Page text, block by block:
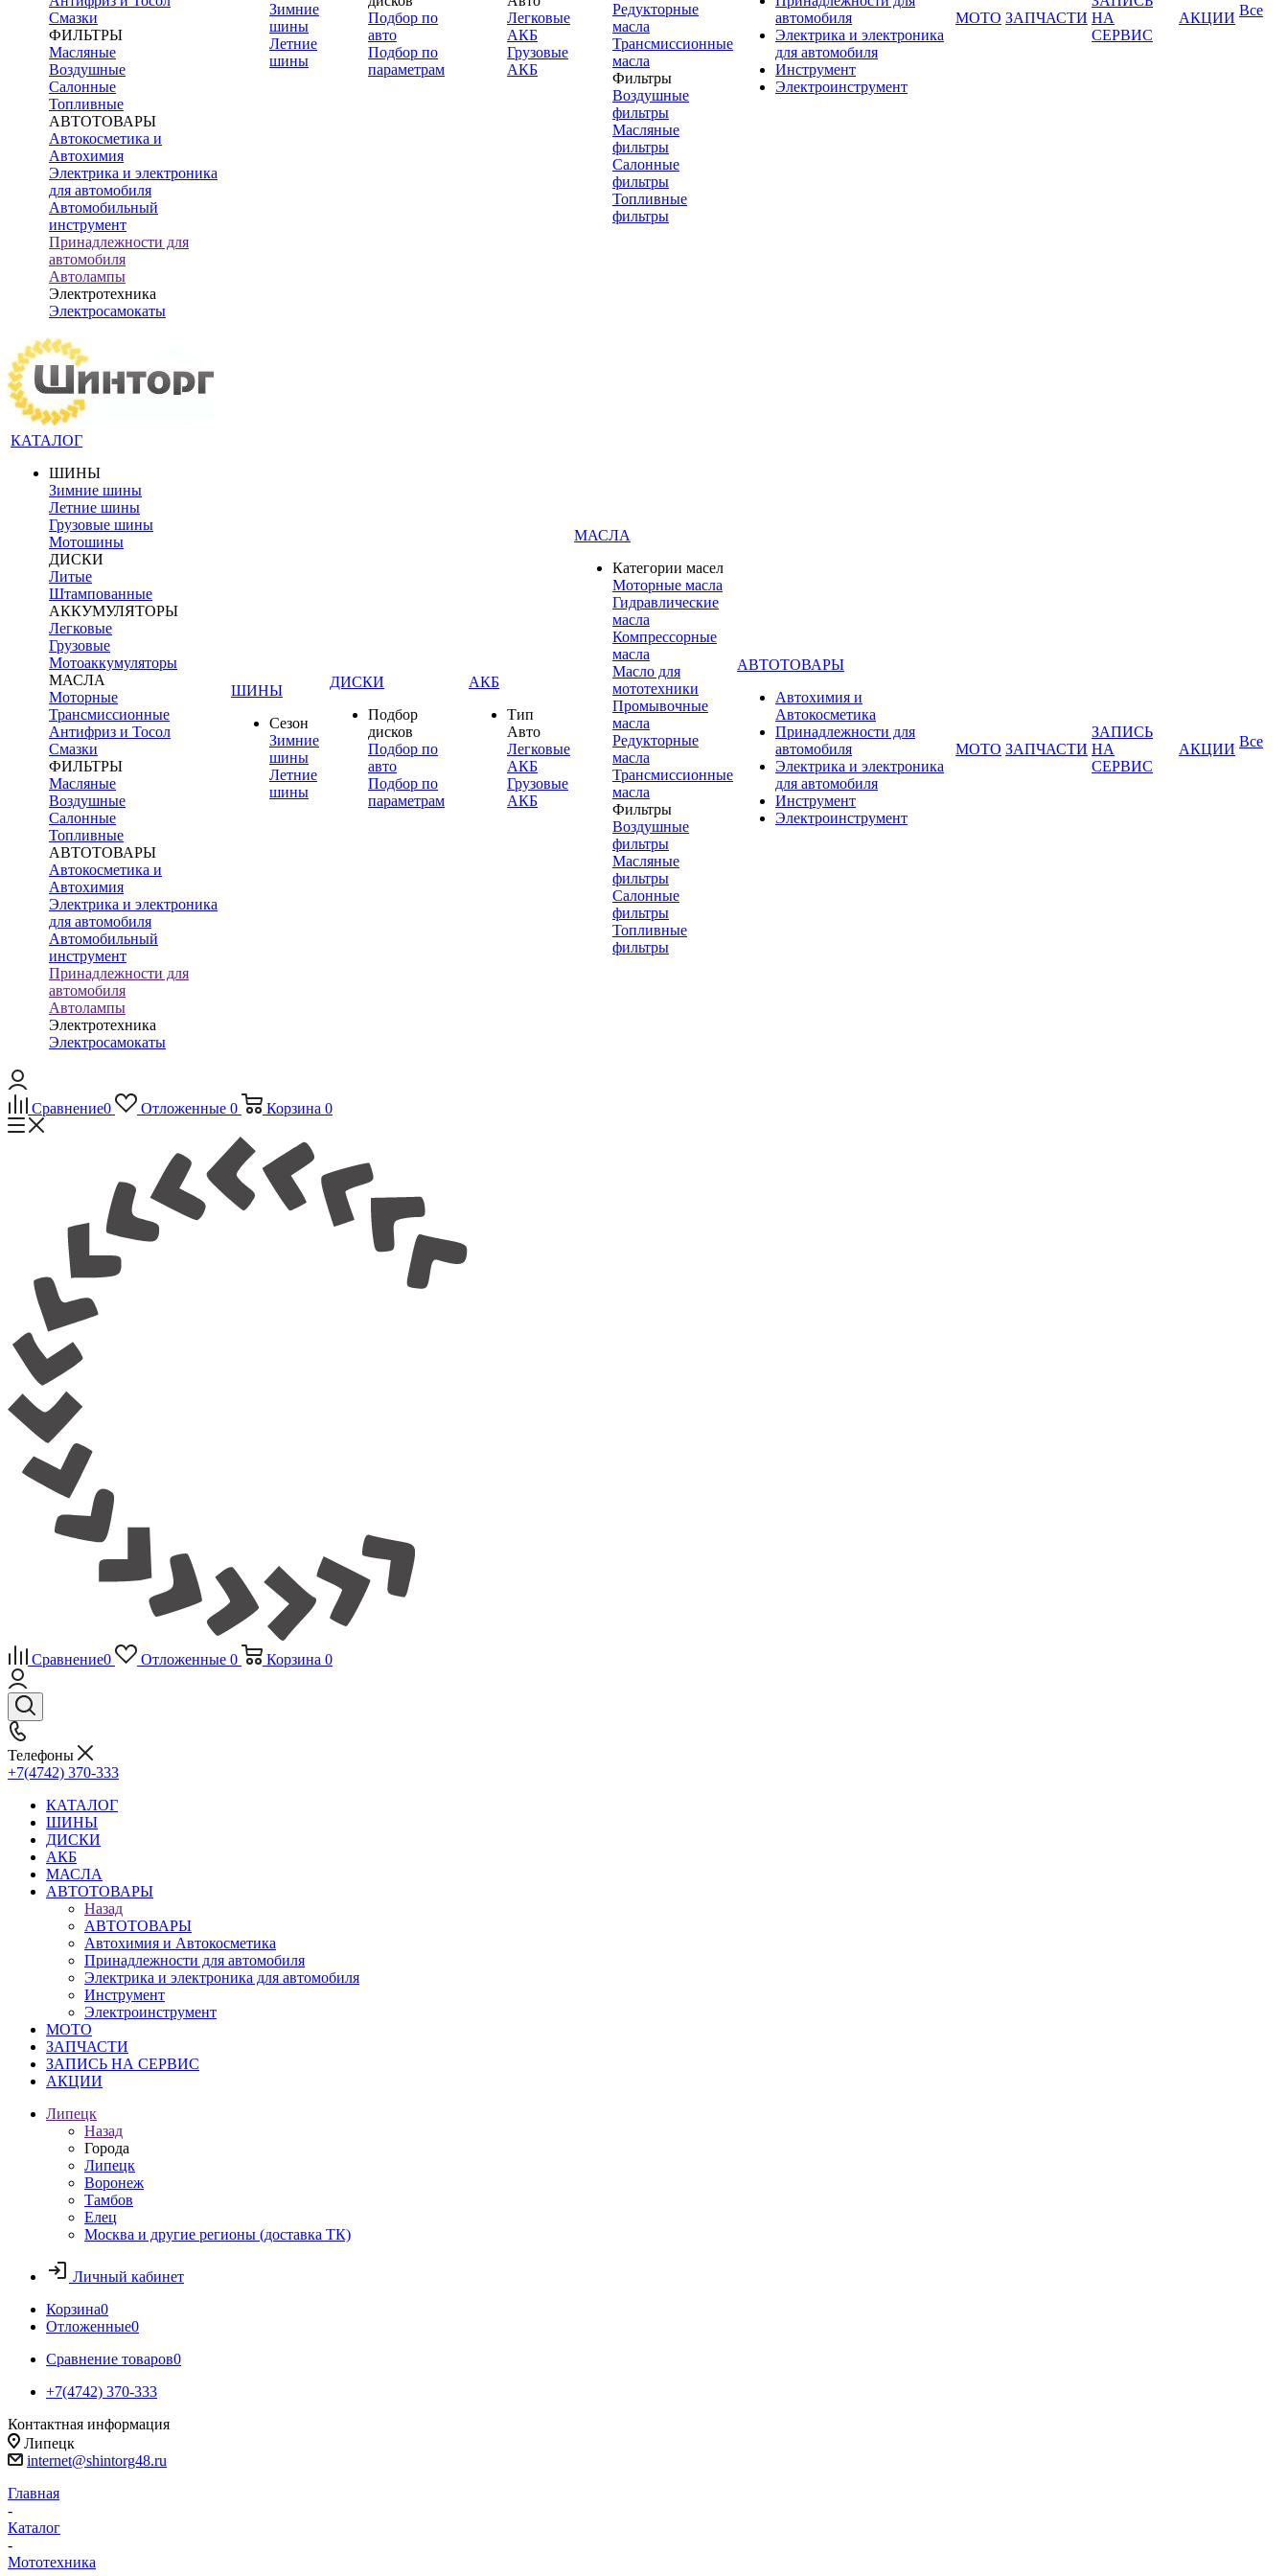
Смазки
ФИЛЬТРЫ
Масляные
Воздушные
Салонные
Топливные
АВТОТОВАРЫ
Автокосметика и
Автохимия
Электрика и электроника
для автомобиля
Автомобильный
инструмент
Принадлежности для
автомобиля
Автолампы
Электротехника
Электросамокаты
Зимние
шины
Летние
шины
Подбор по
авто
Подбор по
параметрам
Легковые
АКБ
Грузовые
АКБ
Редукторные
масла
Трансмиссионные
масла
Фильтры
Воздушные
фильтры
Масляные
фильтры
Салонные
фильтры
Топливные
фильтры
автомобиля
Электрика и электроника
для автомобиля
Инструмент
Электроинструмент
МОТО ЗАПЧАСТИ НА
СЕРВИС
АКЦИИ Все
КАТАЛОГ
ШИНЫ
Зимние шины
Летние шины
Грузовые шины
Мотошины
ДИСКИ
Литые
Штампованные
АККУМУЛЯТОРЫ
Легковые
Грузовые
Мотоаккумуляторы
МАСЛА
Моторные
Трансмиссионные
Антифриз и Тосол
Смазки
ФИЛЬТРЫ
Масляные
Воздушные
Салонные
Топливные
АВТОТОВАРЫ
Автокосметика и
Автохимия
Электрика и электроника
для автомобиля
Автомобильный
инструмент
Принадлежности для
автомобиля
Автолампы
Электротехника
Электросамокаты
ШИНЫ
Сезон
Зимние
шины
Летние
шины
ДИСКИ
Подбор
дисков
Подбор по
авто
Подбор по
параметрам
АКБ
Тип
Авто
Легковые
АКБ
Грузовые
АКБ
МАСЛА
Категории масел
Моторные масла
Гидравлические
масла
Компрессорные
масла
Масло для
мототехники
Промывочные
масла
Редукторные
масла
Трансмиссионные
масла
Фильтры
Воздушные
фильтры
Масляные
фильтры
Салонные
фильтры
Топливные
фильтры
АВТОТОВАРЫ
Автохимия и
Автокосметика
Принадлежности для
автомобиля
Электрика и электроника
для автомобиля
Инструмент
Электроинструмент
МОТО ЗАПЧАСТИ
ЗАПИСЬ
НА
СЕРВИС
АКЦИИ Все
Сравнение0 Отложенные 0 Корзина 0
Сравнение0 Отложенные 0 Корзина 0
Телефоны
+7(4742) 370-333
КАТАЛОГ
ШИНЫ
ДИСКИ
АКБ
МАСЛА
АВТОТОВАРЫ
Назад
АВТОТОВАРЫ
Автохимия и Автокосметика
Принадлежности для автомобиля
Электрика и электроника для автомобиля
Инструмент
Электроинструмент
МОТО
ЗАПЧАСТИ
ЗАПИСЬ НА СЕРВИС
АКЦИИ
Липецк
Назад
Города
Липецк
Воронеж
Тамбов
Елец
Москва и другие регионы (доставка ТК)
Личный кабинет
Корзина0
Отложенные0
Сравнение товаров0
+7(4742) 370-333
Контактная информация
Липецк
internet@shintorg48.ru
Главная
-
Каталог
-
Мототехника